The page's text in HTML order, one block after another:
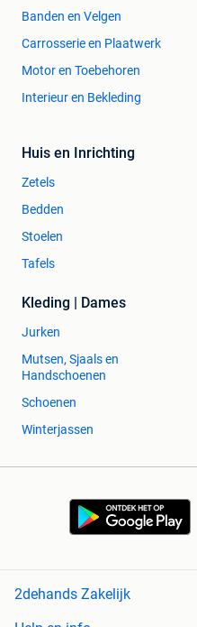
Banden en Velgen
Carrosserie en Plaatwerk
Motor en Toebehoren
Interieur en Bekleding
Huis en Inrichting
Zetels
Bedden
Stoelen
Tafels
Kleding | Dames
Jurken
Mutsen, Sjaals en
Handschoenen
Schoenen
Winterjassen
2dehands Zakelijk